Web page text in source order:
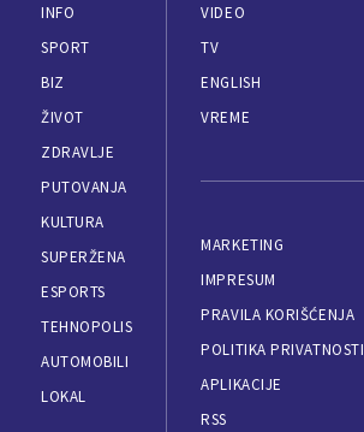
INFO
SPORT
BIZ
ŽIVOT
ZDRAVLJE
PUTOVANJA
KULTURA
SUPERŽENA
ESPORTS
TEHNOPOLIS
AUTOMOBILI
LOKAL
VIDEO
TV
ENGLISH
VREME
MARKETING
IMPRESUM
PRAVILA KORIŠĆENJA
POLITIKA PRIVATNOSTI
APLIKACIJE
RSS